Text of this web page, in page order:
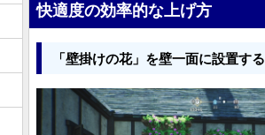
快適度の効率的な上げ方
「壁掛けの花」を壁一面に設置する